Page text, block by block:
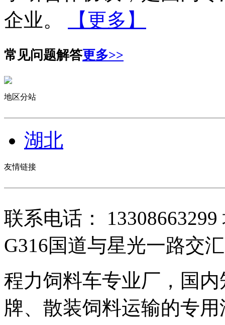
企业。
【更多】
常见问题解答更多>>
地区分站
湖北
友情链接
联系电话：
G316国道与星光一路交
程力饲料车专业厂，国
牌、散装饲料运输的专